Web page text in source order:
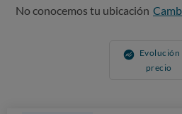
No conocemos tu ubicación
Evolución
precio